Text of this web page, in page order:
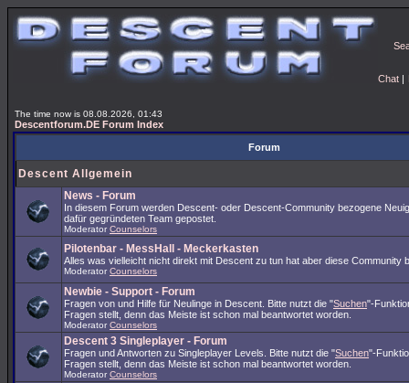
Chat |
The time now is 08.08.2026, 01:43
Descentforum.DE Forum Index
Forum
Descent Allgemein
News - Forum
In diesem Forum werden Descent- oder Descent-Community bezogene
dafür gegründeten Team gepostet.
Moderator Counselors
Pilotenbar - MessHall - Meckerkasten
Alles was vielleicht nicht direkt mit Descent zu tun hat aber diese Community
Moderator Counselors
Newbie - Support - Forum
Fragen von und Hilfe für Neulinge in Descent. Bitte nutzt die "Suchen"-
Fragen stellt, denn das Meiste ist schon mal beantwortet worden.
Moderator Counselors
Descent 3 Singleplayer - Forum
Fragen und Antworten zu Singleplayer Levels. Bitte nutzt die "Suchen"-
Fragen stellt, denn das Meiste ist schon mal beantwortet worden.
Moderator Counselors